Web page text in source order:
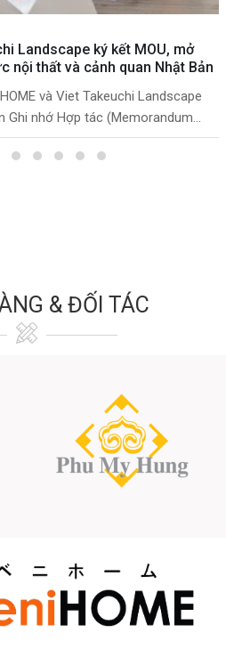
Landscape ký kết MOU, mở
nội thất và cảnh quan Nhật Bản
và Viet Takeuchi Landscape
Ghi nhớ Hợp tác (Memorandum...
& ĐỐI TÁC